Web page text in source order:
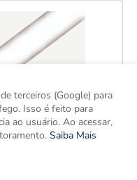
terceiros (Google) para
Isso é feito para
ao usuário. Ao acessar,
Saiba Mais